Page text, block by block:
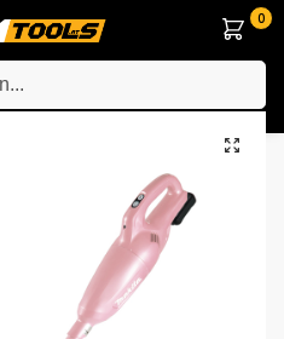
0
Anderes Elektrowerkzeuge